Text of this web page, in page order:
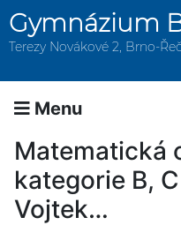
Gymnázium
Terezy Novákové 2, Brno-
Menu
Matematická
kategorie B,
Vojtek…